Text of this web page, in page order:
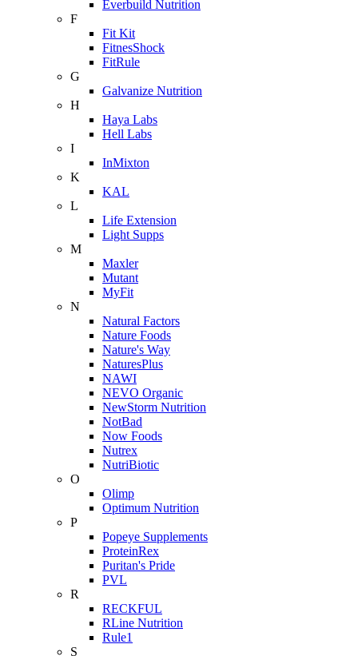
Everbuild Nutrition
F
Fit Kit
FitnesShock
FitRule
G
Galvanize Nutrition
H
Haya Labs
Hell Labs
I
InMixton
K
KAL
L
Life Extension
Light Supps
M
Maxler
Mutant
MyFit
N
Natural Factors
Nature Foods
Nature's Way
NaturesPlus
NAWI
NEVO Organic
NewStorm Nutrition
NotBad
Now Foods
Nutrex
NutriBiotic
O
Olimp
Optimum Nutrition
P
Popeye Supplements
ProteinRex
Puritan's Pride
PVL
R
RECKFUL
RLine Nutrition
Rule1
S